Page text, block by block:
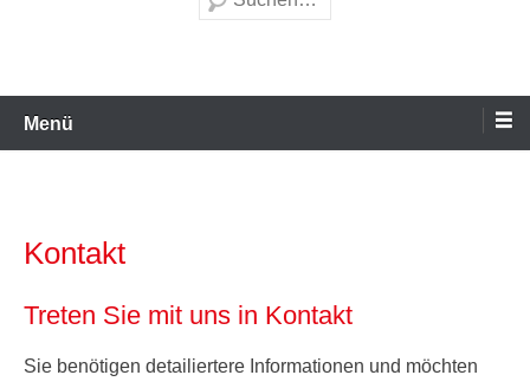
Menü
Kontakt
Treten Sie mit uns in Kontakt
Sie benötigen detailiertere Informationen und möchten